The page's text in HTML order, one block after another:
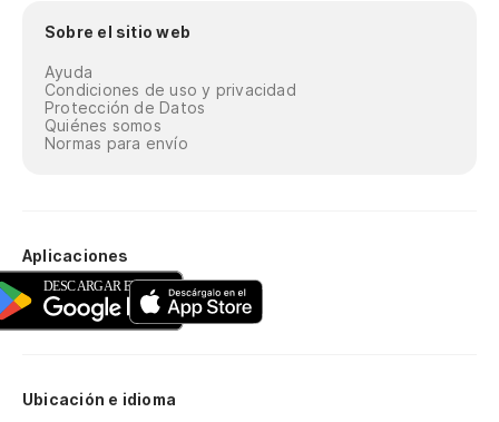
Sobre el sitio web
Ayuda
Condiciones de uso y privacidad
Protección de Datos
Quiénes somos
Normas para envío
Aplicaciones
Ubicación e idioma